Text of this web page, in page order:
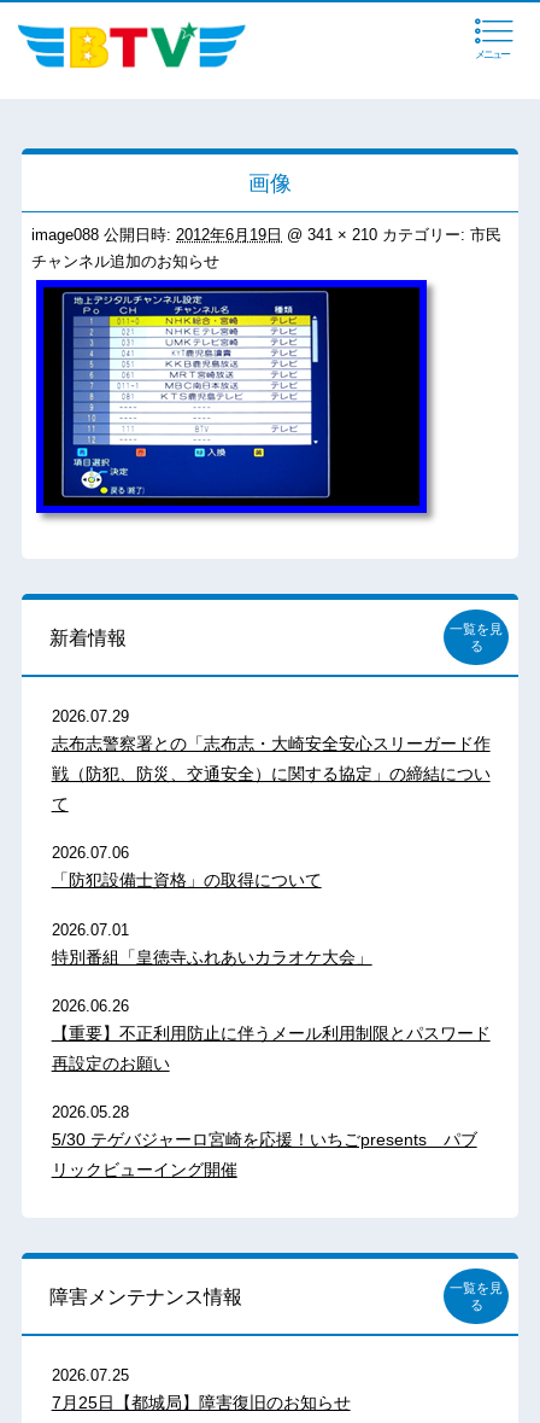
メニュー
画像
image088公開日時: 2012年6月19日 @341 × 210 カテゴリー:市民
チャンネル追加のお知らせ
新着情報
一覧を見
る
2026.07.29
志布志警察署との「志布志・大崎安全安心スリーガード作
戦（防犯、防災、交通安全）に関する協定」の締結につい
て
2026.07.06
「防犯設備士資格」の取得について
2026.07.01
特別番組「皇徳寺ふれあいカラオケ大会」
2026.06.26
【重要】不正利用防止に伴うメール利用制限とパスワード
再設定のお願い
2026.05.28
5/30 テゲバジャーロ宮崎を応援！いちごpresents パブ
リックビューイング開催
障害メンテナンス情報
一覧を見
る
2026.07.25
7月25日【都城局】障害復旧のお知らせ